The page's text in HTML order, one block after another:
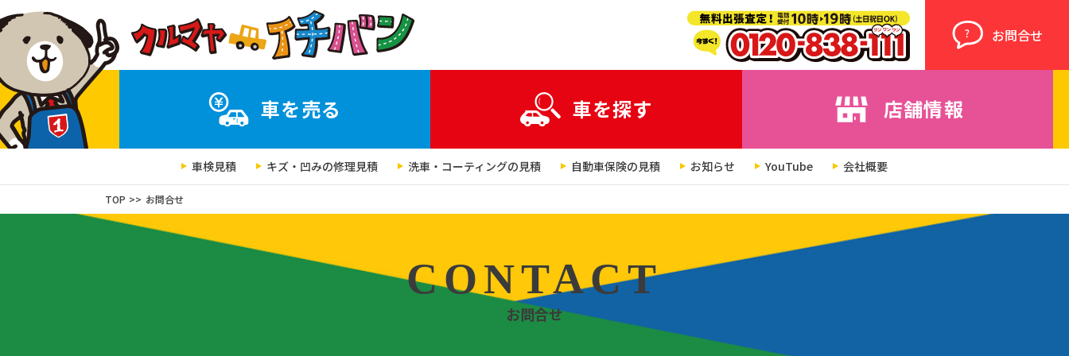
お問合せ
車を売る 車を探す 店舗情報
車検見積 キズ・凹みの修理見積 洗車・コーティングの見積 自動車保険の見積 お知らせ YouTube 会社概要
TOP お問合せ
CONTACT
お問合せ